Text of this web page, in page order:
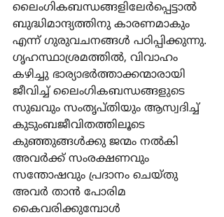
ലൈംഗികബന്ധങ്ങളിലേര്‍പ്പെട്ടാല്‍
ബുദ്ധിമാന്ദ്യത്തിനു കാരണമാകും
എന്ന് ഗുരുവചനങ്ങള്‍ പഠിപ്പിക്കുന്നു.
ഗൃഹസ്ഥാശ്രമത്തില്‍, വിവാഹം
കഴിച്ചു ഭാര്യാഭര്‍ത്താക്കന്മാരായി
ജീവിച്ച് ലൈംഗികബന്ധങ്ങളുടെ
സുഖവും സംതൃപ്തിയും ആസ്വദിച്ച്
കുടുംബജീവിതത്തിലൂടെ
കുഞ്ഞുങ്ങള്‍ക്കു ജന്മം നല്‍കി
അവര്‍ക്ക് സംരക്ഷണവും
സന്തോഷവും പ്രദാനം ചെയ്തു
അവര്‍ താന്‍ പോരിമ
കൈവരിക്കുമ്പോള്‍